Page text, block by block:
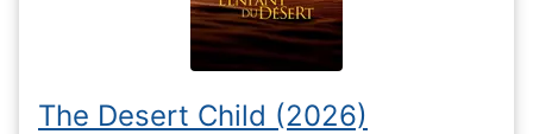
The Desert Child (2026)